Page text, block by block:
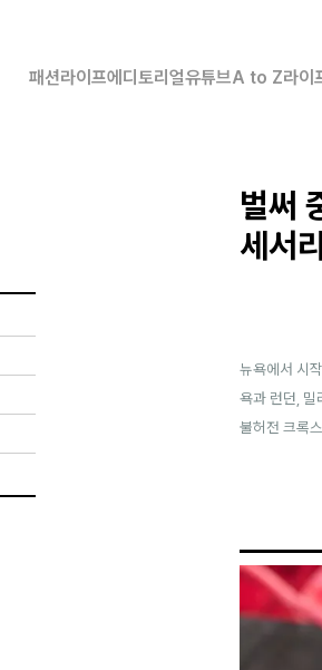
패션라이프에디토리얼유튜브A to Z라이
벌써
세서
뉴욕에서 시
욕과 런던, 밀
불허전 크록